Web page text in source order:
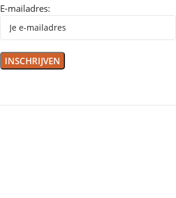
E-mailadres: